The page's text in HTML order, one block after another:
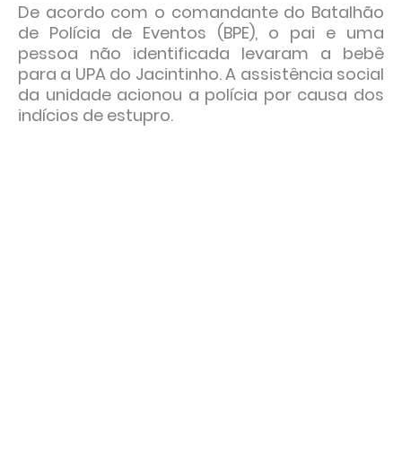
De acordo com o comandante do Batalhão
de Polícia de Eventos (BPE), o pai e uma
pessoa não identificada levaram a bebê
para a UPA do Jacintinho. A assistência social
da unidade acionou a polícia por causa dos
indícios de estupro.